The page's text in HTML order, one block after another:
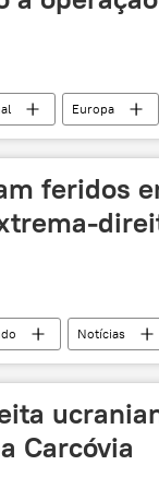
Europa
OTAN Igor
feridos
Notícias
extremismo
Carcóvia